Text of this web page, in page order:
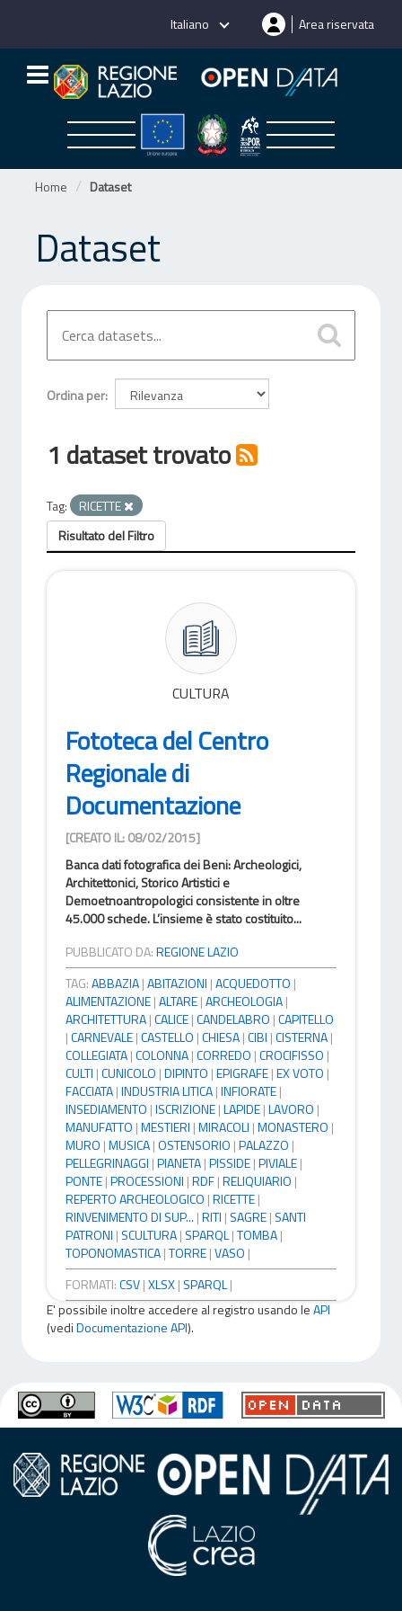
Italiano Area riservata
Home Dataset
Dataset
Ordina per
1 dataset trovato
Tag:
RICETTE
Risultato del Filtro
CULTURA
Fototeca del Centro
Regionale di
Documentazione
[CREATO IL: 08/02/2015]
Banca dati fotografica dei Beni: Archeologici,
Architettonici, Storico Artistici e
Demoetnoantropologici consistente in oltre
45.000 schede. L’insieme è stato costituito...
PUBBLICATO DA:REGIONE LAZIO
TAG:ABBAZIA|ABITAZIONI |ACQUEDOTTO |
ALIMENTAZIONE|ALTARE|ARCHEOLOGIA|
ARCHITETTURA|CALICE|CANDELABRO |CAPITELLO
|CARNEVALE|CASTELLO |CHIESA|CIBI |CISTERNA|
COLLEGIATA|COLONNA|CORREDO |CROCIFISSO |
CULTI |CUNICOLO |DIPINTO |EPIGRAFE|EX VOTO |
FACCIATA|INDUSTRIA LITICA|INFIORATE|
INSEDIAMENTO |ISCRIZIONE|LAPIDE|LAVORO |
MANUFATTO |MESTIERI |MIRACOLI |MONASTERO |
MURO |MUSICA|OSTENSORIO |PALAZZO |
PELLEGRINAGGI |PIANETA|PISSIDE|PIVIALE|
PONTE|PROCESSIONI |RDF|RELIQUIARIO |
REPERTO ARCHEOLOGICO |RICETTE|
RINVENIMENTO DI SUP... |RITI | SAGRE| SANTI
PATRONI | SCULTURA| SPARQL|TOMBA|
TOPONOMASTICA|TORRE|VASO |
FORMATI:CSV|XLSX| SPARQL|
E' possibile inoltre accedere al registro usando leAPI
(vediDocumentazione API).